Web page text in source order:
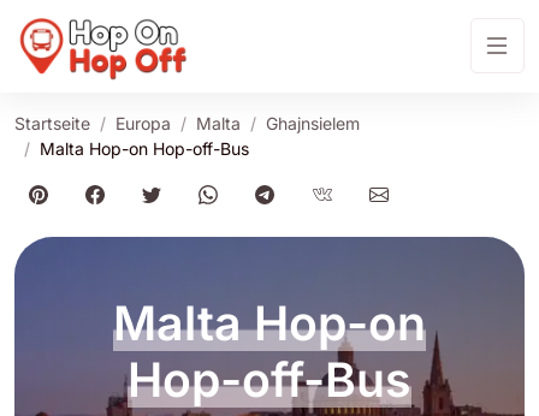
Startseite Europa Malta
Ghajnsielem
Malta Hop-on Hop-off-Bus
Malta Hop-on
Hop-off-Bus